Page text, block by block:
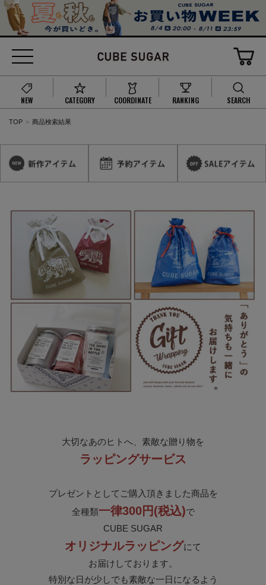
NEW CATEGORY COORDINATE RANKING SEARCH
TOP 商品検索結果
大切なあのヒトへ、素敵な贈り物を
ラッピングサービス
プレゼントとしてご購入頂きました商品を
全種類一律300円(税込)で
CUBE SUGAR
オリジナルラッピングにて
お届けしております。
特別な日が少しでも素敵な一日になるよう